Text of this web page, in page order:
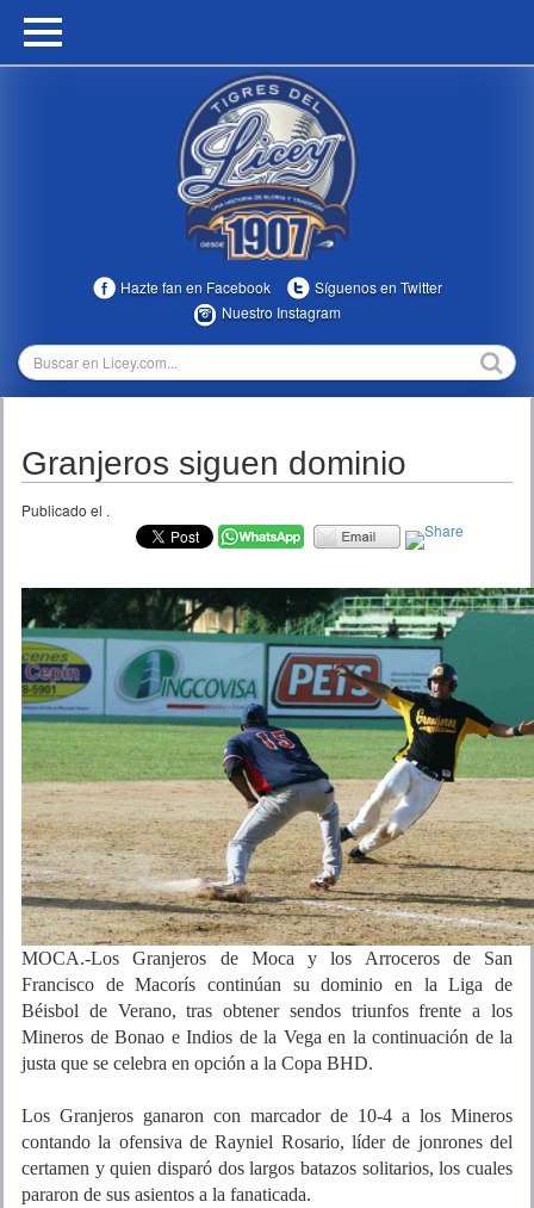
HOME
MULTIMEDIA
TEMPORADAS
Hazte fan en Facebook
Síguenos en Twitter
Nuestro Instagram
Granjeros siguen dominio
Publicado el .
MOCA.-Los Granjeros de Moca y los Arroceros de San
Francisco de Macorís continúan su dominio en la Liga de
Béisbol de Verano, tras obtener sendos triunfos frente a los
Mineros de Bonao e Indios de la Vega en la continuación de la
justa que se celebra en opción a la Copa BHD.
Los Granjeros ganaron con marcador de 10-4 a los Mineros
contando la ofensiva de Rayniel Rosario, líder de jonrones del
certamen y quien disparó dos largos batazos solitarios, los cuales
pararon de sus asientos a la fanaticada.